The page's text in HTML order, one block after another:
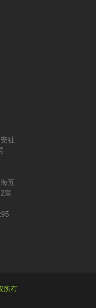
社
五
室
所有